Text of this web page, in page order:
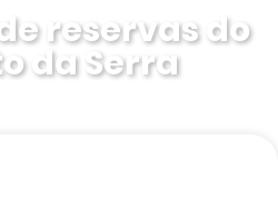
reservas do
da Serra